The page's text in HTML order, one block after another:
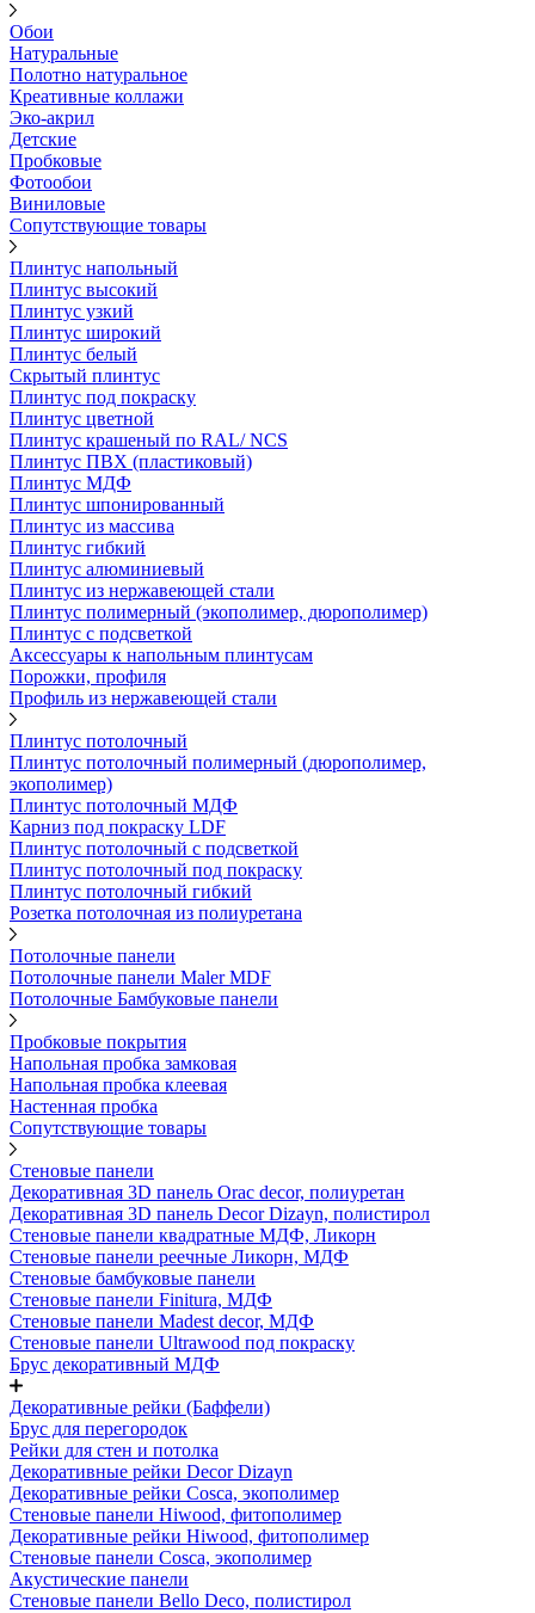
Обои
Натуральные
Полотно натуральное
Креативные коллажи
Эко-акрил
Детские
Пробковые
Фотообои
Виниловые
Сопутствующие товары
Плинтус напольный
Плинтус высокий
Плинтус узкий
Плинтус широкий
Плинтус белый
Скрытый плинтус
Плинтус под покраску
Плинтус цветной
Плинтус крашеный по RAL/ NCS
Плинтус ПВХ (пластиковый)
Плинтус МДФ
Плинтус шпонированный
Плинтус из массива
Плинтус гибкий
Плинтус алюминиевый
Плинтус из нержавеющей стали
Плинтус полимерный (экополимер, дюрополимер)
Плинтус с подсветкой
Аксессуары к напольным плинтусам
Порожки, профиля
Профиль из нержавеющей стали
Плинтус потолочный
Плинтус потолочный полимерный (дюрополимер,
экополимер)
Плинтус потолочный МДФ
Карниз под покраску LDF
Плинтус потолочный с подсветкой
Плинтус потолочный под покраску
Плинтус потолочный гибкий
Розетка потолочная из полиуретана
Потолочные панели
Потолочные панели Maler MDF
Потолочные Бамбуковые панели
Пробковые покрытия
Напольная пробка замковая
Напольная пробка клеевая
Настенная пробка
Сопутствующие товары
Стеновые панели
Декоративная 3D панель Orac decor, полиуретан
Декоративная 3D панель Decor Dizayn, полистирол
Стеновые панели квадратные МДФ, Ликорн
Стеновые панели реечные Ликорн, МДФ
Стеновые бамбуковые панели
Стеновые панели Finitura, МДФ
Стеновые панели Madest decor, МДФ
Стеновые панели Ultrawood под покраску
Брус декоративный МДФ
Декоративные рейки (Баффели)
Брус для перегородок
Рейки для стен и потолка
Декоративные рейки Decor Dizayn
Декоративные рейки Cosca, экополимер
Стеновые панели Hiwood, фитополимер
Декоративные рейки Hiwood, фитополимер
Стеновые панели Cosca, экополимер
Акустические панели
Стеновые панели Bello Deco, полистирол